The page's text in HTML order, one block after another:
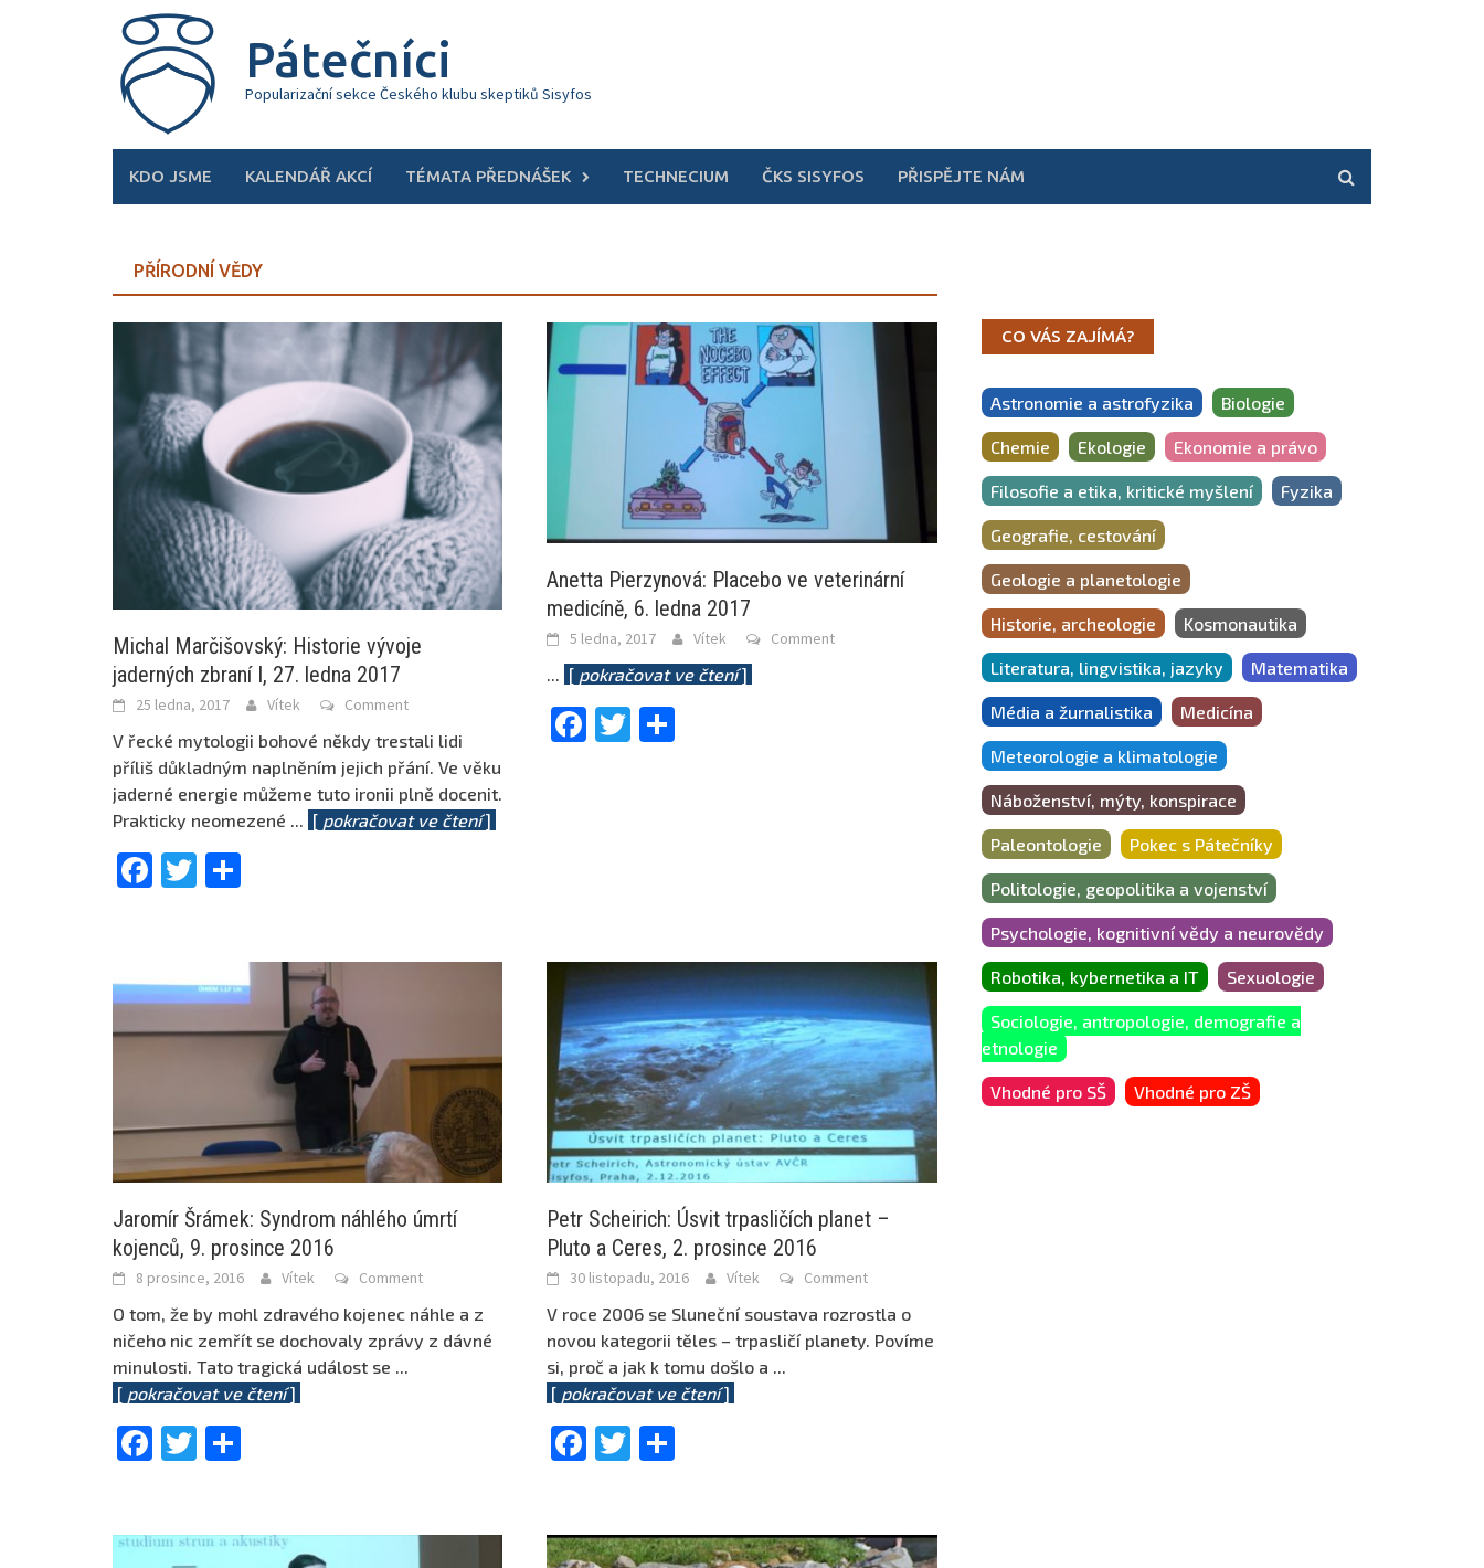
Pátečníci
Popularizační sekce Českého klubu skeptiků Sisyfos
KDO JSME KALENDÁŘ AKCÍ TÉMATA PŘEDNÁŠEK TECHNECIUM ČKS SISYFOS PŘISPĚJTE NÁM
PŘÍRODNÍ VĚDY
Michal Marčišovský: Historie vývoje
jaderných zbraní I, 27. ledna 2017
25 ledna, 2017 Vítek Comment
V řecké mytologii bohové někdy trestali lidi
příliš důkladným naplněním jejich přání. Ve věku
jaderné energie můžeme tuto ironii plně docenit.
Prakticky neomezené ... [ pokračovat ve čtení]
Facebook
Twitter
Anetta Pierzynová: Placebo ve veterinární
medicíně, 6. ledna 2017
5 ledna, 2017 Vítek Comment
... [ pokračovat ve čtení]
Facebook
Twitter
Jaromír Šrámek: Syndrom náhlého úmrtí
kojenců, 9. prosince 2016
8 prosince, 2016 Vítek Comment
O tom, že by mohl zdravého kojenec náhle a z
ničeho nic zemřít se dochovaly zprávy z dávné
minulosti. Tato tragická událost se ...
[ pokračovat ve čtení]
Facebook
Twitter
Petr Scheirich: Úsvit trpasličích planet –
Pluto a Ceres, 2. prosince 2016
30 listopadu, 2016 Vítek Comment
V roce 2006 se Sluneční soustava rozrostla o
novou kategorii těles – trpasličí planety. Povíme
si, proč a jak k tomu došlo a ...
[ pokračovat ve čtení]
Facebook
Twitter
CO VÁS ZAJÍMÁ?
Astronomie a astrofyzika Biologie
Chemie Ekologie Ekonomie a právo
Filosofie a etika, kritické myšlení Fyzika
Geografie, cestování
Geologie a planetologie
Historie, archeologie Kosmonautika
Literatura, lingvistika, jazyky Matematika
Média a žurnalistika Medicína
Meteorologie a klimatologie
Náboženství, mýty, konspirace
Paleontologie Pokec s Pátečníky
Politologie, geopolitika a vojenství
Psychologie, kognitivní vědy a neurovědy
Robotika, kybernetika a IT Sexuologie
Sociologie, antropologie, demografie a
etnologie
Vhodné pro SŠ Vhodné pro ZŠ